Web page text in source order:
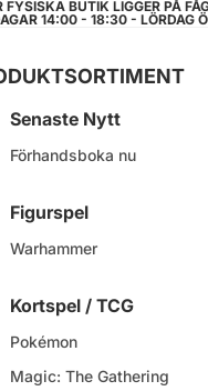
BUTIK LIGGER PÅ
14:00 - 18:30 - LÖRDAG
Senaste Nytt
Förhandsboka nu
Figurspel
Warhammer
Kortspel / TCG
Pokémon
Magic: The Gathering